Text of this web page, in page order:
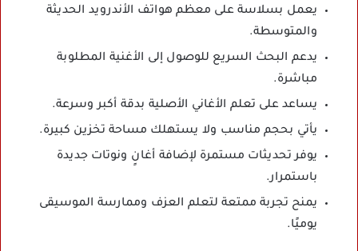
يعمل بسلاسة على معظم هواتف الأندرويد الحديثة
والمتوسطة.
يدعم البحث السريع للوصول إلى الأغنية المطلوبة
مباشرة.
يساعد على تعلم الأغاني الأصلية بدقة أكبر وسرعة.
يأتي بحجم مناسب ولا يستهلك مساحة تخزين كبيرة.
يوفر تحديثات مستمرة لإضافة أغانٍ ونوتات جديدة
باستمرار.
يمنح تجربة ممتعة لتعلم العزف وممارسة الموسيقى
يوميًا.